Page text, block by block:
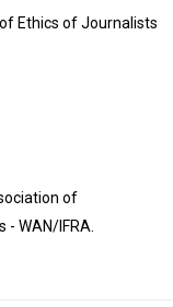
Ethics of Journalists
of
- WAN/IFRA.